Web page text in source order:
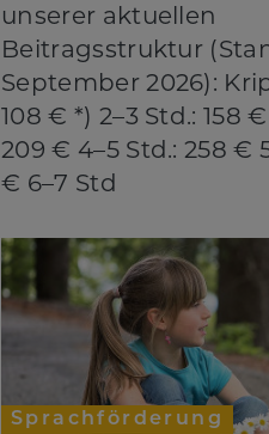
unserer aktuellen
Beitragsstruktur
September 2026):
108 € *) 2–3 Std.: 158
209 € 4–5 Std.: 258 €
€ 6–7 Std
Sprachförderung